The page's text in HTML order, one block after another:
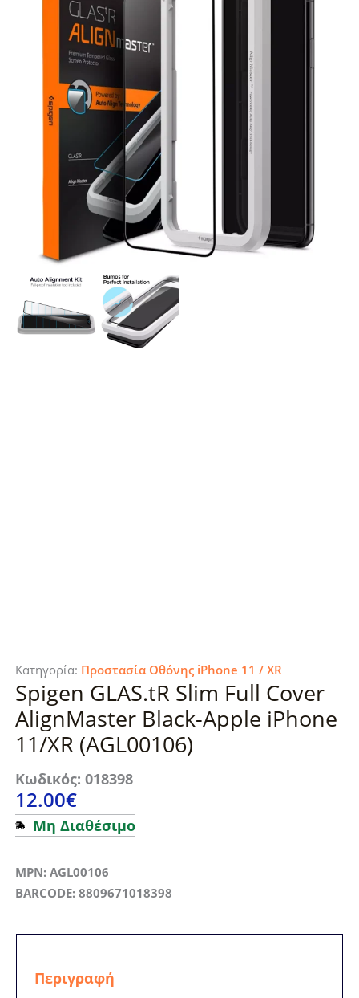
Κατηγορία: Προστασία Οθόνης iPhone 11 / XR
Spigen GLAS.tR Slim Full Cover
AlignMaster Black-Apple iPhone
11/XR (AGL00106)
Κωδικός: 018398
12.00€
Μη Διαθέσιμο
MPN: AGL00106
BARCODE: 8809671018398
Περιγραφή